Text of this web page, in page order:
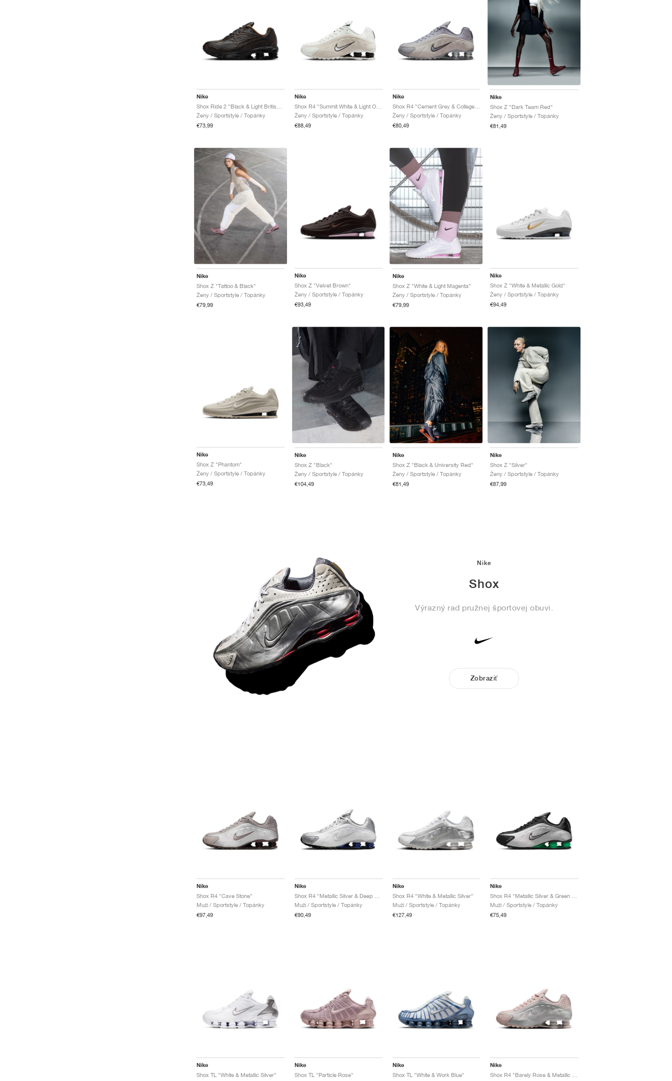
Nike
Shox
Výrazný rad pružnej športovej obuvi.
Zobraziť
Nike
Ženy / Sportstyle / Topánky
€73,99
Nike
Shox R4 "Summit White & Light Orewood Brown"
Ženy / Sportstyle / Topánky
€88,49
Nike
Shox R4 "Cement Grey & College Grey"
Ženy / Sportstyle / Topánky
€80,49
Nike
Shox Z "Dark Team Red"
Ženy / Sportstyle / Topánky
€81,49
Nike
Shox Z "Tattoo & Black"
Ženy / Sportstyle / Topánky
€79,99
Nike
Shox Z "Velvet Brown"
Ženy / Sportstyle / Topánky
€93,49
Nike
Shox Z "White & Light Magenta"
Ženy / Sportstyle / Topánky
€79,99
Nike
Shox Z "White & Metallic Gold"
Ženy / Sportstyle / Topánky
€94,49
Nike
Shox Z "Phantom"
Ženy / Sportstyle / Topánky
€73,49
Nike
Shox Z "Black"
Ženy / Sportstyle / Topánky
€104,49
Nike
Shox Z "Black & University Red"
Ženy / Sportstyle / Topánky
€81,49
Nike
Shox Z "Silver"
Ženy / Sportstyle / Topánky
€87,99
Nike
Shox R4 "Cave Stone"
Muži / Sportstyle / Topánky
€97,49
Nike
Muži / Sportstyle / Topánky
€90,49
Nike
Shox R4 "White & Metallic Silver"
Muži / Sportstyle / Topánky
€127,49
Nike
Muži / Sportstyle / Topánky
€75,49
Nike
Shox TL "White & Metallic Silver"
Nike
Shox TL "Particle Rose"
Nike
Shox TL "White & Work Blue"
Nike